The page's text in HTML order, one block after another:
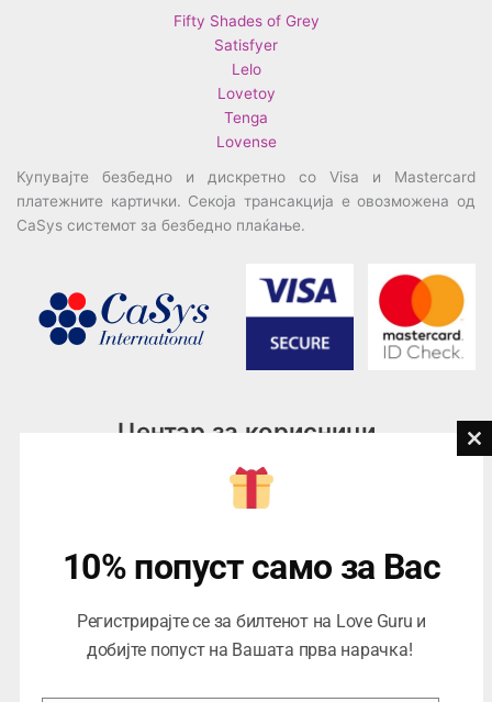
Fifty Shades of Grey
Satisfyer
Lelo
Lovetoy
Tenga
Lovense
Купувајте безбедно и дискретно со Visa и Mastercard
платежните картички. Секоја трансакција е овозможена од
CaSys системот за безбедно плаќање.
Центар за корисници
076945497; 076945498
contact@loveguru.mk
Саб – Нед: 10-18
10% попуст само за Вас
Регистрирајте се за билтенот на Love Guru и
добијте попуст на Вашата прва нарачка!